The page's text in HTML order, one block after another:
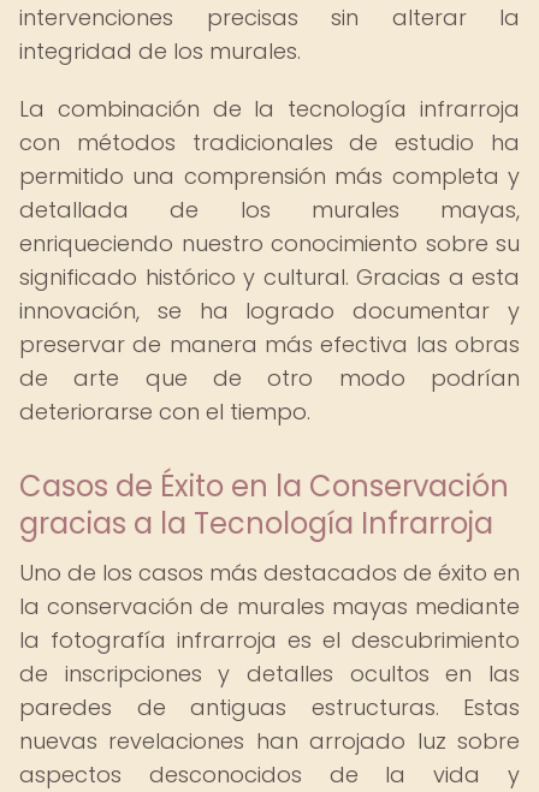
intervenciones precisas sin alterar la
integridad de los murales.
La combinación de la tecnología infrarroja
con métodos tradicionales de estudio ha
permitido una comprensión más completa y
detallada de los murales mayas,
enriqueciendo nuestro conocimiento sobre su
significado histórico y cultural. Gracias a esta
innovación, se ha logrado documentar y
preservar de manera más efectiva las obras
de arte que de otro modo podrían
deteriorarse con el tiempo.
Casos de Éxito en la Conservación
gracias a la Tecnología Infrarroja
Uno de los casos más destacados de éxito en
la conservación de murales mayas mediante
la fotografía infrarroja es el descubrimiento
de inscripciones y detalles ocultos en las
paredes de antiguas estructuras. Estas
nuevas revelaciones han arrojado luz sobre
aspectos desconocidos de la vida y